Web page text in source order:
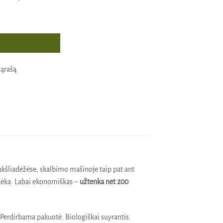
skalbimo mašinoje taip pat ant
Labai ekonomiškas – užtenka net 200
pakuotė. Biologiškai suyrantis.